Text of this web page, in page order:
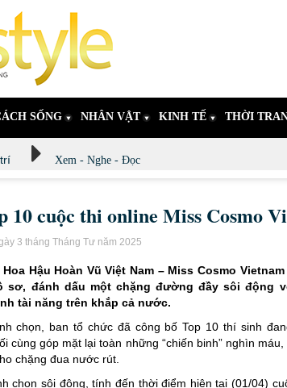
SỐNG NHÂN VẬT KINH TẾ THỜI
Xem - Nghe - Đọc
10 cuộc thi online Miss Cosmo
3 tháng Tháng Tư năm 2025
Hậu Hoàn Vũ Việt Nam – Miss Cosmo
sơ, đánh dấu một chặng đường đầy sôi động
tài năng trên khắp cả nước.
chọn, ban tổ chức đã công bố Top 10 thí sinh
cùng góp mặt lại toàn những “chiến binh” nghìn máu,
chặng đua nước rút.
chọn sôi động, tính đến thời điểm hiện tại (01/04)